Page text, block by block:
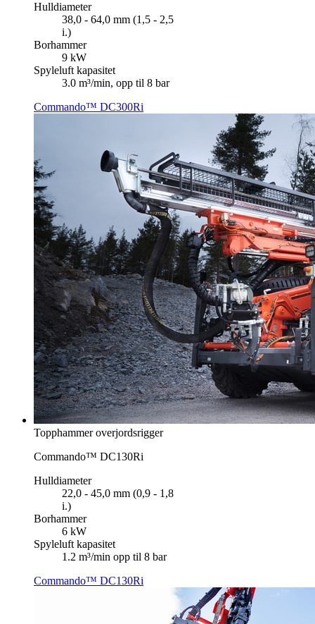
Hulldiameter
38,0 - 64,0 mm (1,5 - 2,5
i.)
Borhammer
9 kW
Spyleluft kapasitet
3.0 m³/min, opp til 8 bar
Commando™ DC300Ri
Topphammer overjordsrigger
Commando™ DC130Ri
Hulldiameter
22,0 - 45,0 mm (0,9 - 1,8
i.)
Borhammer
6 kW
Spyleluft kapasitet
1.2 m³/min opp til 8 bar
Commando™ DC130Ri